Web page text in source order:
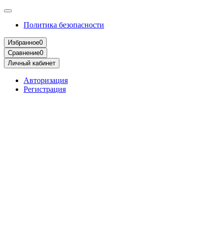
Политика безопасности
Избранное0
Сравнение0
Личный кабинет
Авторизация
Регистрация